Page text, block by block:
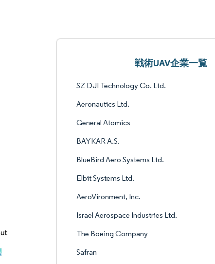
戦術UAV企業一覧
SZ DJI Technology Co. Ltd.​
Aeronautics Ltd.​
General Atomics
BAYKAR A.S.
BlueBird Aero Systems Ltd.
Elbit Systems Ltd.
AeroVironment, Inc.
Israel Aerospace Industries Ltd.
The Boeing Company
Safran